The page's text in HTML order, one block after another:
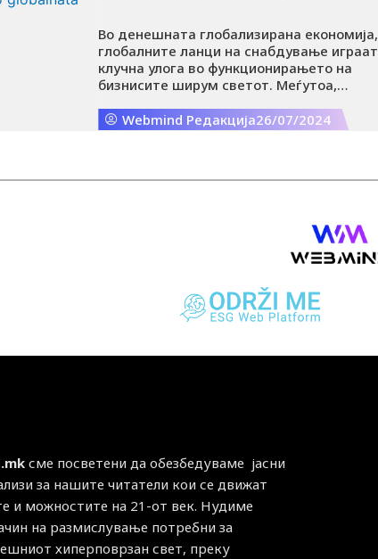
Во денешната глобализирана економија,
глобалните ланци на снабдување играат
клучна улога во функционирањето на
бизнисите ширум светот. Меѓутоа,
природните ресурси станува сè поважно
како што се зголемува свеста за
Webmind Редакција26/07/2024
сме посветени да обезбедуваме јасни
за нашите читатели кои се движат
и можностите на 21-от век. Нудиме
на размислување потребни за
хиперповрзан свет, преку